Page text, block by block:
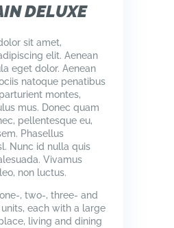
DELUXE
sit amet,
elit. Aenean
eget dolor. Aenean
natoque penatibus
montes,
mus. Donec quam
pellentesque eu,
Phasellus
Nunc id nulla quis
Vivamus
non luctus.
, two-, three- and
each with a large
living and dining